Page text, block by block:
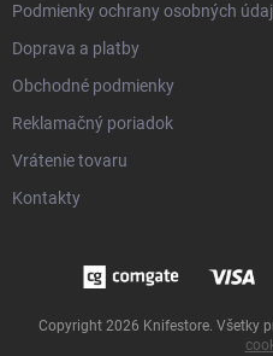
Podmienky ochrany osobných
Doprava a platby
Obchodné podmienky
Reklamačný poriadok
Vrátenie tovaru
Kontakty
Copyright 2026 Knifestore. Všetky